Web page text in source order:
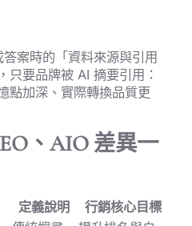
案時的「資料來源與引用
只要品牌被 AI 摘要引用：
點加深、實際轉換品質更
、AIO 差異一
定義說明
行銷核心目標